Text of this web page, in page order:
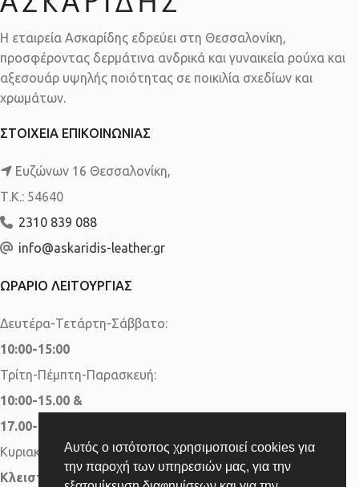
Αυτός ο ιστότοπος χρησιμοποιεί cookies για
την παροχή των υπηρεσιών μας, για την
Η εταιρεία Ασκαρίδης εδρεύει στη Θεσσαλονίκη,
προσφέροντας δερμάτινα ανδρικά και γυναικεία ρούχα και
αξεσουάρ υψηλής ποιότητας σε ποικιλία σχεδίων και
χρωμάτων.
ΣΤΟΙΧΕΙΑ ΕΠΙΚΟΙΝΩΝΙΑΣ
Ευζώνων 16 Θεσσαλονίκη,
Τ.Κ.: 54640
2310 839 088
info@askaridis-leather.gr
ΩΡΑΡΙΟ ΛΕΙΤΟΥΡΓΙΑΣ
Δευτέρα-Τετάρτη-Σάββατο:
10:00-15:00
Τρίτη-Πέμπτη-Παρασκευή:
10:00-15.00 &
17.00-20.00
Κυριακή:
Κλειστά